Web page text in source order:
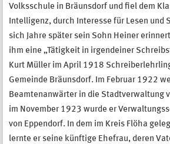
Volksschule in Bräunsdorf und fiel dem
Intelligenz, durch Interesse für Lesen und
sich Jahre später sein Sohn Heiner
ihm eine „Tätigkeit in irgendeiner
Kurt Müller im April 1918
Gemeinde Bräunsdorf. Im Februar 1922
Beamtenanwärter in die Stadtverwaltung
im November 1923 wurde er
von Eppendorf. In dem im Kreis Flöha
lernte er seine künftige Ehefrau, deren